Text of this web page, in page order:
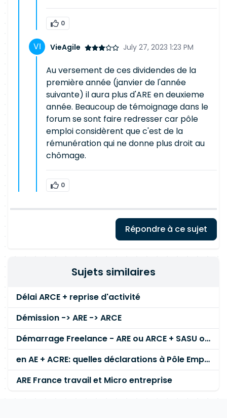
0
VieAgile July 27, 2023 1:23 PM
Au versement de ces dividendes de la
première année (janvier de l'année
suivante) il aura plus d'ARE en deuxieme
année. Beaucoup de témoignage dans le
forum se sont faire redresser car pôle
emploi considèrent que c'est de la
rémunération qui ne donne plus droit au
chômage.
0
Répondre à ce sujet
Sujets similaires
Délai ARCE + reprise d'activité
Démission -> ARE -> ARCE
Démarrage Freelance - ARE ou ARCE + SASU ou AE
en AE + ACRE: quelles déclarations à Pôle Emploi?
ARE France travail et Micro entreprise